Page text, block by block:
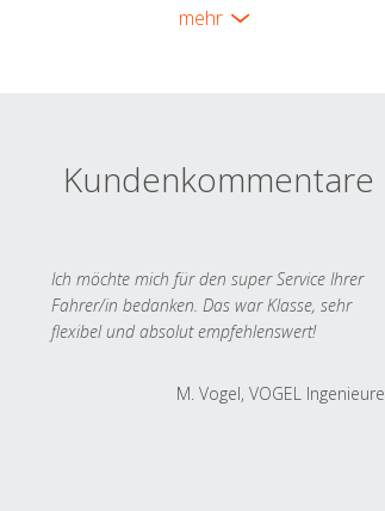
mehr
Kundenkommentare
Ich möchte mich für den super Service Ihrer
Fahrer/in bedanken. Das war Klasse, sehr
flexibel und absolut empfehlenswert!
M. Vogel, VOGEL Ingenieure